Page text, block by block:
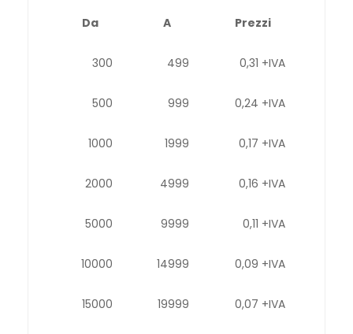
Da A Prezzi
300 499 0,31 +IVA
500 999 0,24 +IVA
1000 1999 0,17 +IVA
2000 4999 0,16 +IVA
5000 9999 0,11 +IVA
10000 14999 0,09 +IVA
15000 19999 0,07 +IVA